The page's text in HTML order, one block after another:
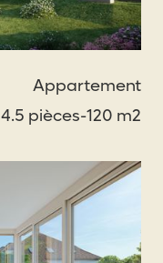
Appartement
4.5 pièces-120 m2